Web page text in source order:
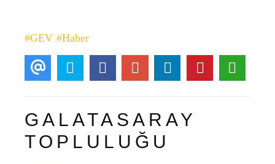
#GEV #Haber
GALATASARAY
TOPLULUĞU